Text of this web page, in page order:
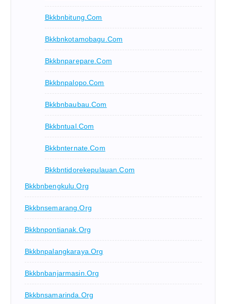
Bkkbnbitung.com
Bkkbnkotamobagu.com
Bkkbnparepare.com
Bkkbnpalopo.com
Bkkbnbaubau.com
Bkkbntual.com
Bkkbnternate.com
Bkkbntidorekepulauan.com
Bkkbnbengkulu.org
Bkkbnsemarang.org
Bkkbnpontianak.org
Bkkbnpalangkaraya.org
Bkkbnbanjarmasin.org
Bkkbnsamarinda.org